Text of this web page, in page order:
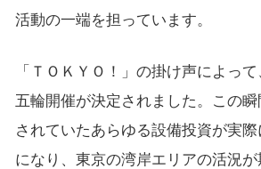
活動の一端を担っています。
「ＴＯＫＹＯ！」の掛け声によっ
五輪開催が決定されました。この
されていたあらゆる設備投資が実
になり、東京の湾岸エリアの活況